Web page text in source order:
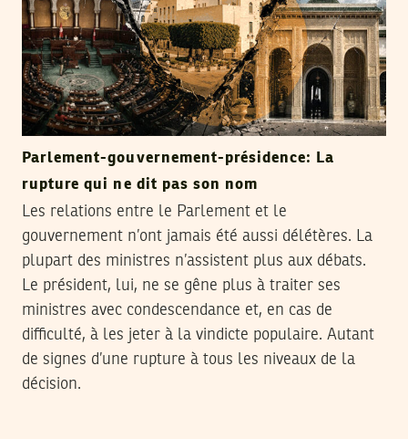
Parlement-gouvernement-présidence: La
rupture qui ne dit pas son nom
Les relations entre le Parlement et le
gouvernement n’ont jamais été aussi délétères. La
plupart des ministres n’assistent plus aux débats.
Le président, lui, ne se gêne plus à traiter ses
ministres avec condescendance et, en cas de
difficulté, à les jeter à la vindicte populaire. Autant
de signes d’une rupture à tous les niveaux de la
décision.